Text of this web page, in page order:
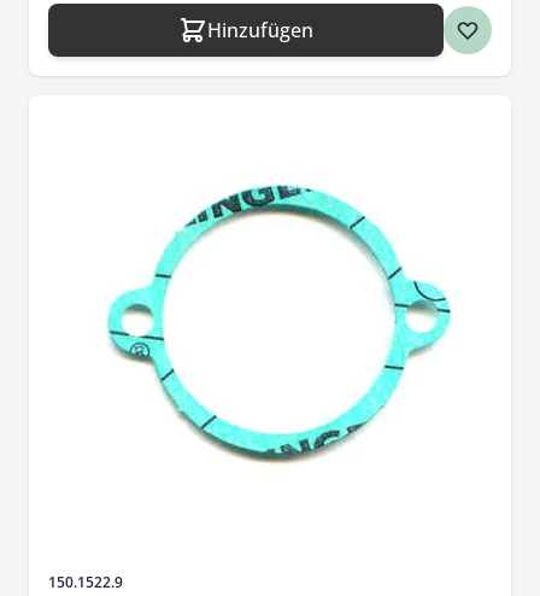
Hinzufügen
Artikelnr.
150.1522.9